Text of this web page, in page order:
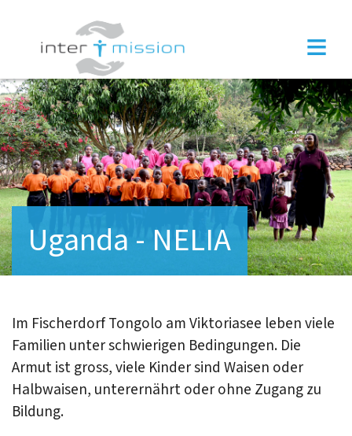
≡
Uganda - NELIA
Im Fischerdorf Tongolo am Viktoriasee leben viele
Familien unter schwierigen Bedingungen. Die
Armut ist gross, viele Kinder sind Waisen oder
Halbwaisen, unterernährt oder ohne Zugang zu
Bildung.